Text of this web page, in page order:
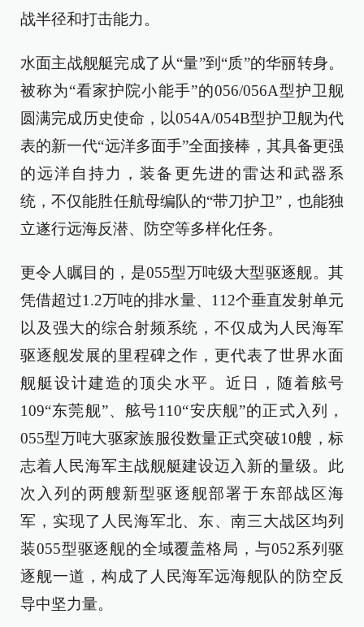
战半径和打击能力。
水面主战舰艇完成了从“量”到“质”的华丽转身。
被称为“看家护院小能手”的056/056A型护卫舰
圆满完成历史使命，以054A/054B型护卫舰为代
表的新一代“远洋多面手”全面接棒，其具备更强
的远洋自持力，装备更先进的雷达和武器系
统，不仅能胜任航母编队的“带刀护卫”，也能独
立遂行远海反潜、防空等多样化任务。
更令人瞩目的，是055型万吨级大型驱逐舰。其
凭借超过1.2万吨的排水量、112个垂直发射单元
以及强大的综合射频系统，不仅成为人民海军
驱逐舰发展的里程碑之作，更代表了世界水面
舰艇设计建造的顶尖水平。近日，随着舷号
109“东莞舰”、舷号110“安庆舰”的正式入列，
055型万吨大驱家族服役数量正式突破10艘，标
志着人民海军主战舰艇建设迈入新的量级。此
次入列的两艘新型驱逐舰部署于东部战区海
军，实现了人民海军北、东、南三大战区均列
装055型驱逐舰的全域覆盖格局，与052系列驱
逐舰一道，构成了人民海军远海舰队的防空反
导中坚力量。